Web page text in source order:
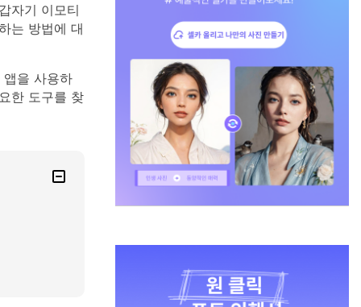
자기 이모티
는 방법에 대
을 사용하
한 도구를 찾